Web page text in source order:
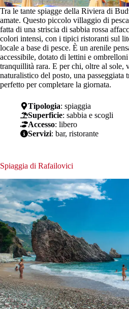
Tra le tante spiagge della Riviera di
amate. Questo piccolo villaggio di
fatta di una striscia di sabbia rossa
colori intensi, con i tipici ristoranti sul
locale a base di pesce. È un arenile
accessibile, dotato di lettini e
tranquillità rara. E per chi, oltre al sole,
naturalistico del posto, una
perfetto per completare la giornata.
Tipologia: spiaggia
Superficie: sabbia e scogli
Accesso: libero
Servizi: bar, ristorante
Spiaggia di Rafailovici